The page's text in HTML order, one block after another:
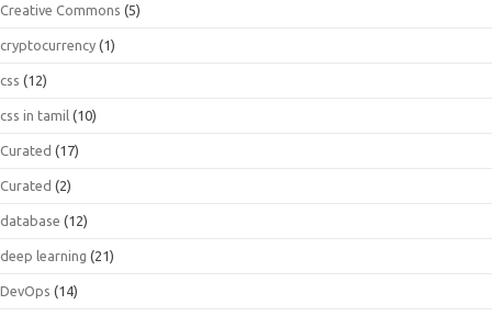
Creative Commons (5)
cryptocurrency (1)
css (12)
css in tamil (10)
Curated (17)
Curated (2)
database (12)
deep learning (21)
DevOps (14)